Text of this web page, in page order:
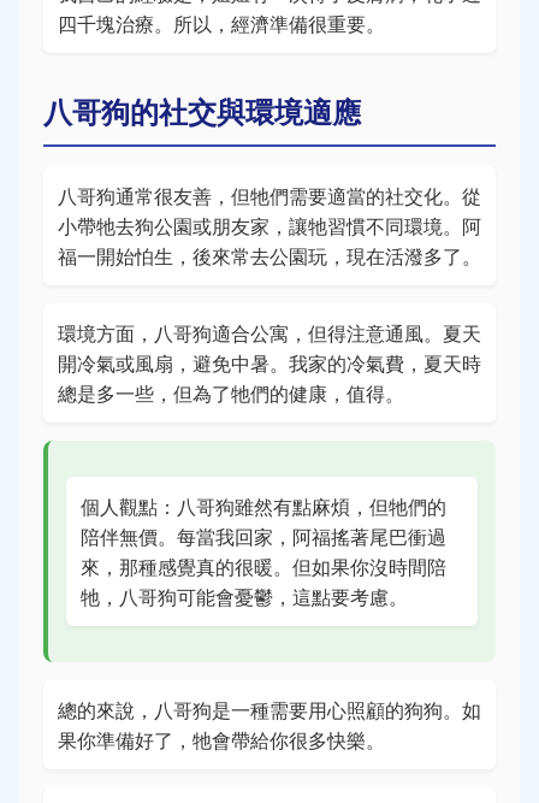
四千塊治療。所以，經濟準備很重要。
八哥狗的社交與環境適應
八哥狗通常很友善，但牠們需要適當的社交化。從
小帶牠去狗公園或朋友家，讓牠習慣不同環境。阿
福一開始怕生，後來常去公園玩，現在活潑多了。
環境方面，八哥狗適合公寓，但得注意通風。夏天
開冷氣或風扇，避免中暑。我家的冷氣費，夏天時
總是多一些，但為了牠們的健康，值得。
個人觀點：八哥狗雖然有點麻煩，但牠們的
陪伴無價。每當我回家，阿福搖著尾巴衝過
來，那種感覺真的很暖。但如果你沒時間陪
牠，八哥狗可能會憂鬱，這點要考慮。
總的來說，八哥狗是一種需要用心照顧的狗狗。如
果你準備好了，牠會帶給你很多快樂。